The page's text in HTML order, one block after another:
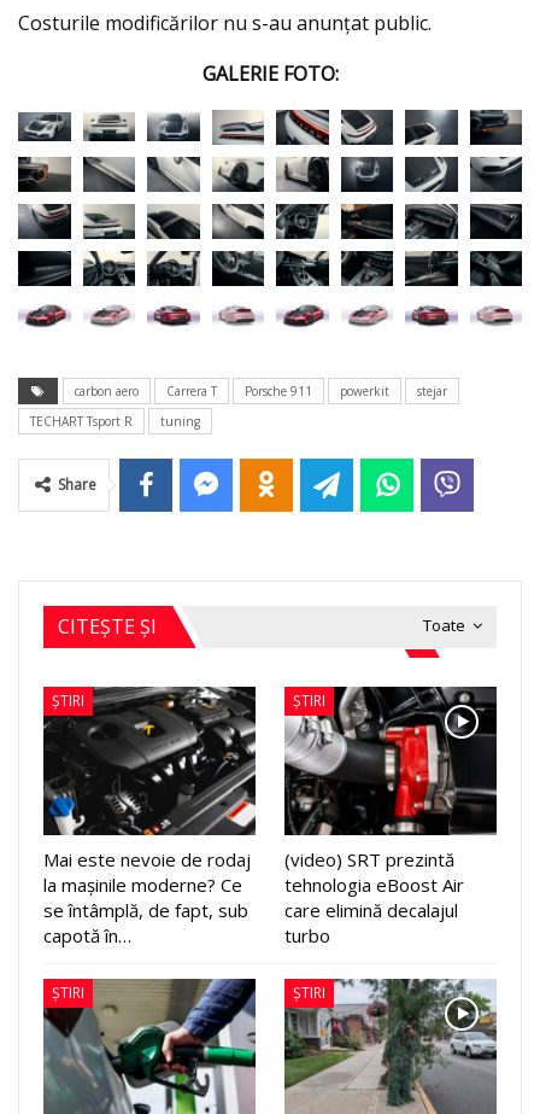
Costurile modificărilor nu s-au anunțat public.
GALERIE FOTO:
carbon aero Carrera T Porsche 911 powerkit
stejar
TECHART Tsport R
tuning
Share
Toate
CITEȘTE ȘI
ȘTIRI
Mai este nevoie de rodaj
la mașinile moderne? Ce
se întâmplă, de fapt, sub
capotă în…
ȘTIRI
(video) SRT prezintă
tehnologia eBoost Air
care elimină decalajul
turbo
ȘTIRI ȘTIRI